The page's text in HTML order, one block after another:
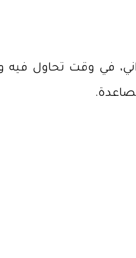
في وقت تحاول